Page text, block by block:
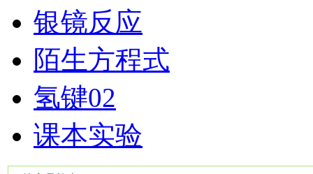
银镜反应
陌生方程式
氢键02
课本实验